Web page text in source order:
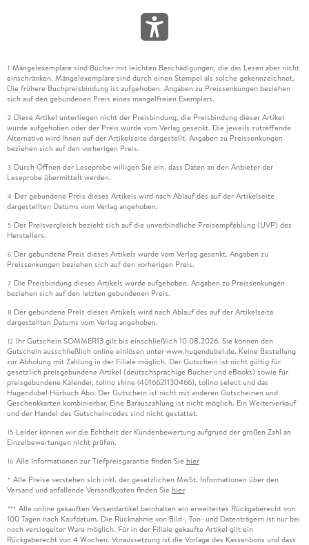
1 Mängelexemplare sind Bücher mit leichten Beschädigungen, die das Lesen aber nicht
einschränken. Mängelexemplare sind durch einen Stempel als solche gekennzeichnet.
Die frühere Buchpreisbindung ist aufgehoben. Angaben zu Preissenkungen beziehen
sich auf den gebundenen Preis eines mangelfreien Exemplars.
2 Diese Artikel unterliegen nicht der Preisbindung, die Preisbindung dieser Artikel
wurde aufgehoben oder der Preis wurde vom Verlag gesenkt. Die jeweils zutreffende
Alternative wird Ihnen auf der Artikelseite dargestellt. Angaben zu Preissenkungen
beziehen sich auf den vorherigen Preis.
3 Durch Öffnen der Leseprobe willigen Sie ein, dass Daten an den Anbieter der
Leseprobe übermittelt werden.
4 Der gebundene Preis dieses Artikels wird nach Ablauf des auf der Artikelseite
dargestellten Datums vom Verlag angehoben.
5 Der Preisvergleich bezieht sich auf die unverbindliche Preisempfehlung (UVP) des
Herstellers.
6 Der gebundene Preis dieses Artikels wurde vom Verlag gesenkt. Angaben zu
Preissenkungen beziehen sich auf den vorherigen Preis.
7 Die Preisbindung dieses Artikels wurde aufgehoben. Angaben zu Preissenkungen
beziehen sich auf den letzten gebundenen Preis.
8 Der gebundene Preis dieses Artikels wird nach Ablauf des auf der Artikelseite
dargestellten Datums vom Verlag angehoben.
12 Ihr Gutschein SOMMER13 gilt bis einschließlich 10.08.2026. Sie können den
Gutschein ausschließlich online einlösen unter www.hugendubel.de. Keine Bestellung
zur Abholung mit Zahlung in der Filiale möglich. Der Gutschein ist nicht gültig für
gesetzlich preisgebundene Artikel (deutschsprachige Bücher und eBooks) sowie für
preisgebundene Kalender, tolino shine (4016621130466), tolino select und das
Hugendubel Hörbuch Abo. Der Gutschein ist nicht mit anderen Gutscheinen und
Geschenkkarten kombinierbar. Eine Barauszahlung ist nicht möglich. Ein Weiterverkauf
und der Handel des Gutscheincodes sind nicht gestattet.
15 Leider können wir die Echtheit der Kundenbewertung aufgrund der großen Zahl an
Einzelbewertungen nicht prüfen.
16 Alle Informationen zur Tiefpreisgarantie finden Sie hier
* Alle Preise verstehen sich inkl. der gesetzlichen MwSt. Informationen über den
Versand und anfallende Versandkosten finden Sie hier
*** Alle online gekauften Versandartikel beinhalten ein erweitertes Rückgaberecht von
100 Tagen nach Kaufdatum. Die Rücknahme von Bild-, Ton- und Datenträgern ist nur bei
noch versiegelter Ware möglich. Für in der Filiale gekaufte Artikel gilt ein
Rückgaberecht von 4 Wochen. Voraussetzung ist die Vorlage des Kassenbons und dass